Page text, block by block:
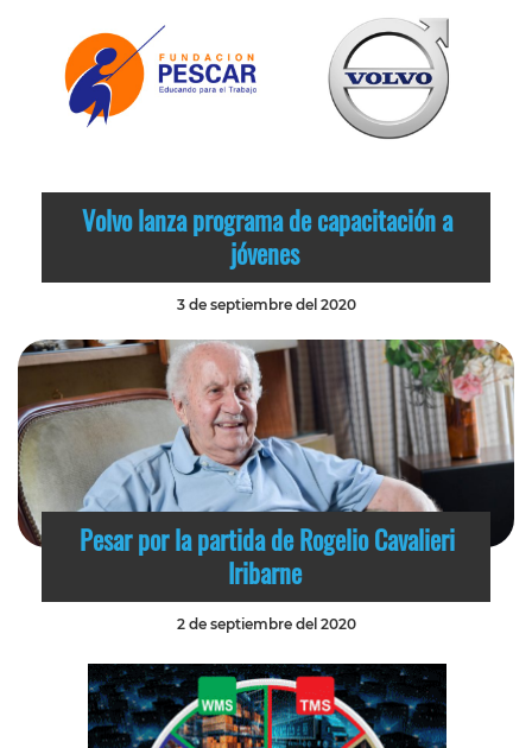
Volvo lanza programa de capacitación a
jóvenes
3 de septiembre del 2020
Pesar por la partida de Rogelio Cavalieri
Iribarne
2 de septiembre del 2020